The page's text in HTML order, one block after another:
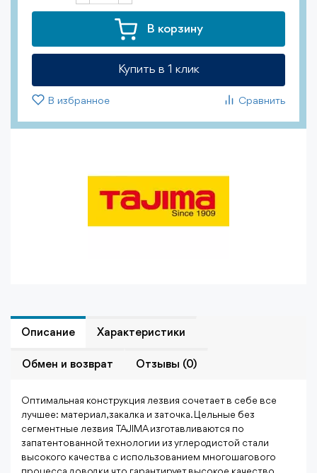
В корзину
Купить в 1 клик
Сравнить
В избранное
Описание Характеристики
Обмен и возврат Отзывы (0)
Оптимальная конструкция лезвия сочетает в себе все
лучшее: материал, закалка и заточка. Цельные без
сегментные лезвия TAJIMA изготавливаются по
запатентованной технологии из углеродистой стали
высокого качества с использованием многошагового